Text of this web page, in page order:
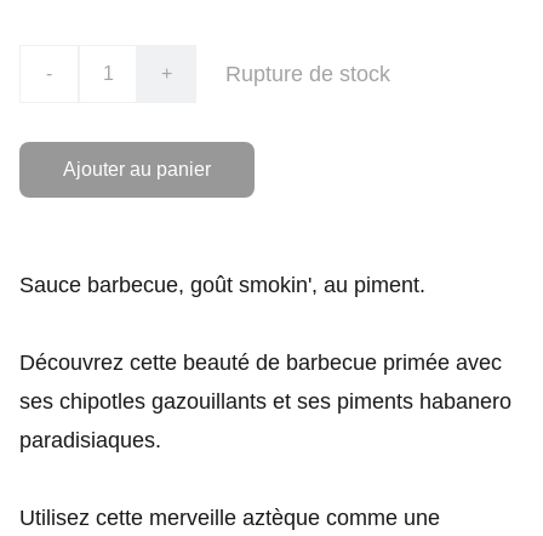
- + Rupture de stock
Ajouter au panier
Sauce barbecue, goût smokin', au piment.
Découvrez cette beauté de barbecue primée avec
ses chipotles gazouillants et ses piments habanero
paradisiaques.
Utilisez cette merveille aztèque comme une